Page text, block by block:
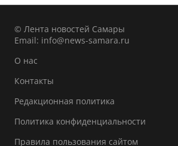
© Лента новостей Самары
Email: info@news-samara.ru
О нас
Контакты
Редакционная политика
Политика конфиденциальности
Правила пользования сайтом